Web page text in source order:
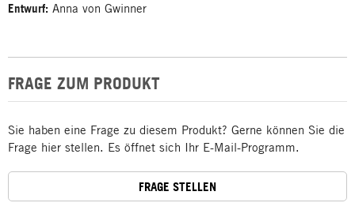
Entwurf: Anna von Gwinner
FRAGE ZUM PRODUKT
Sie haben eine Frage zu diesem Produkt? Gerne können Sie die
Frage hier stellen. Es öffnet sich Ihr E-Mail-Programm.
FRAGE STELLEN